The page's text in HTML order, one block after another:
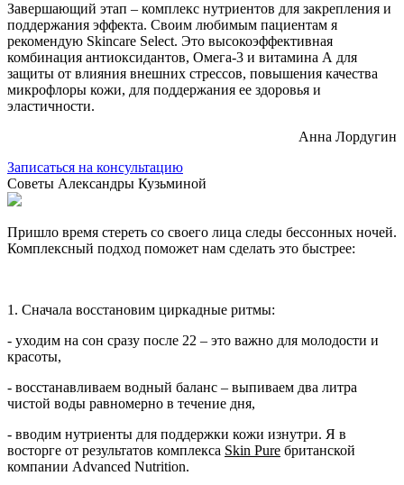
Завершающий этап – комплекс нутриентов для закрепления и
поддержания эффекта. Своим любимым пациентам я
рекомендую Skincare Select. Это высокоэффективная
комбинация антиоксидантов, Омега-3 и витамина А для
защиты от влияния внешних стрессов, повышения качества
микрофлоры кожи, для поддержания ее здоровья и
эластичности.
Анна Лордугин
Записаться на консультацию
Советы Александры Кузьминой
Пришло время стереть со своего лица следы бессонных ночей.
Комплексный подход поможет нам сделать это быстрее:
1. Сначала восстановим циркадные ритмы:
- уходим на сон сразу после 22 – это важно для молодости и
красоты,
- восстанавливаем водный баланс – выпиваем два литра
чистой воды равномерно в течение дня,
- вводим нутриенты для поддержки кожи изнутри. Я в
восторге от результатов комплекса Skin Pure британской
компании Advanced Nutrition.